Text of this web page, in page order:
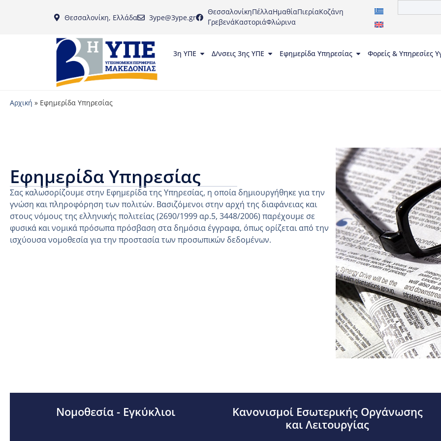
Θεσσαλονίκη, Ελλάδα 3ype@3ype.gr
ΘεσσαλονίκηΠέλλαΗμαθίαΠιερίαΚοζάνη
ΓρεβενάΚαστοριάΦλώρινα
3η ΥΠΕ Δ/νσεις 3ης ΥΠΕ Εφημερίδα Υπηρεσίας Φορείς & Υπηρεσίες
Αρχική » Εφημερίδα Υπηρεσίας
Εφημερίδα Υπηρεσίας
Σας καλωσορίζουμε στην Εφημερίδα της Υπηρεσίας, η οποία δημιουργήθηκε για την
γνώση και πληροφόρηση των πολιτών. Βασιζόμενοι στην αρχή της διαφάνειας και
στους νόμους της ελληνικής πολιτείας (2690/1999 αρ.5, 3448/2006) παρέχουμε σε
φυσικά και νομικά πρόσωπα πρόσβαση στα δημόσια έγγραφα, όπως ορίζεται από την
ισχύουσα νομοθεσία για την προστασία των προσωπικών δεδομένων.
Νομοθεσία - Εγκύκλιοι
Κανονισμοί Εσωτερικής Οργάνωσης
και Λειτουργίας